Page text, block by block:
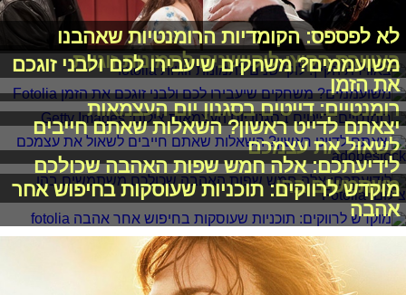
לא לפספס: הקומדיות הרומנטיות שאהבנו
באווירת הקיץ: לוקיישנים לתמונות זוגיות
משועממים? משחקים שיעבירו לכם ולבני זוגכם
את הזמן
רומנטיים: דייטים בסגנון יום העצמאות
יצאתם לדייט ראשון? השאלות שאתם חייבים
לשאול את עצמכם
לידיעתכם: אלה חמש שפות האהבה שכולכם
משתמשים בהן
מוקדש לרווקים: תוכניות שעוסקות בחיפוש אחר
אהבה